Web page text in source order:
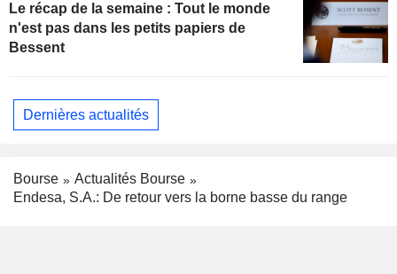
Le récap de la semaine : Tout le monde
n'est pas dans les petits papiers de
Bessent
Dernières actualités
Bourse
Actualités Bourse
Endesa, S.A.: De retour vers la borne basse du range